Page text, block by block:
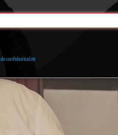
de confidentialité